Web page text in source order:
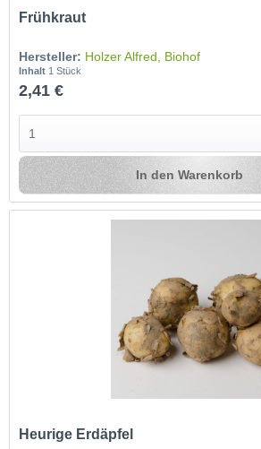
Frühkraut
Hersteller: Holzer Alfred, Biohof
Inhalt 1 Stück
2,41 €
In den Warenkorb
Heurige Erdäpfel